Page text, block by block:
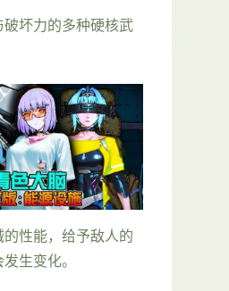
坏力的多种硬核武
性能，给予敌人的
生变化。